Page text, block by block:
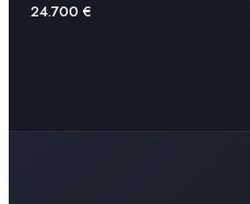
24.700 €